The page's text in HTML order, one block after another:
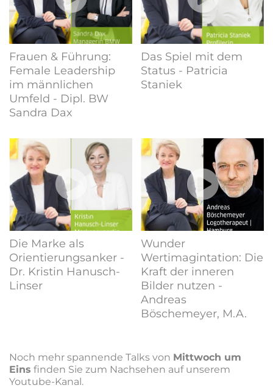
Frauen & Führung:
Female Leadership
im männlichen
Umfeld - Dipl. BW
Sandra Dax
Das Spiel mit dem
Status - Patricia
Staniek
Die Marke als
Orientierungsanker -
Dr. Kristin Hanusch-
Linser
Wunder
Wertimagintation: Die
Kraft der inneren
Bilder nutzen -
Andreas
Böschemeyer, M.A.
Noch mehr spannende Talks von Mittwoch um
Eins finden Sie zum Nachsehen auf unserem
Youtube-Kanal.